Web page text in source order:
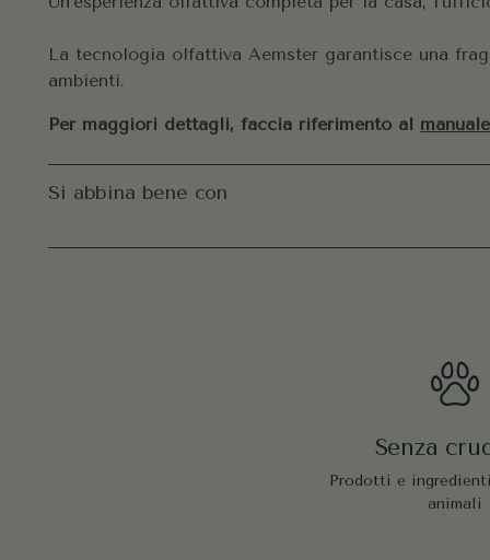
La tecnologia olfattiva Aemster garantisce una
ambienti.
Per maggiori dettagli, faccia riferimento al
Si abbina bene con
Senza
Prodotti e
animali